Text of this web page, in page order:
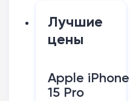
Лучшие
цены
Apple iPhone
15 Pro